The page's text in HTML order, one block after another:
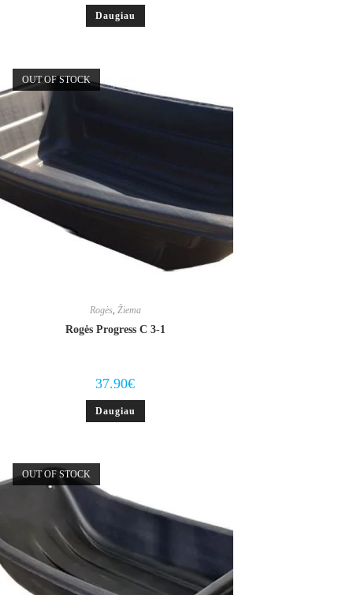
Daugiau
OUT OF STOCK
Rogės Žiema
Rogės Progress C 3-1
37.90€
Daugiau
OUT OF STOCK